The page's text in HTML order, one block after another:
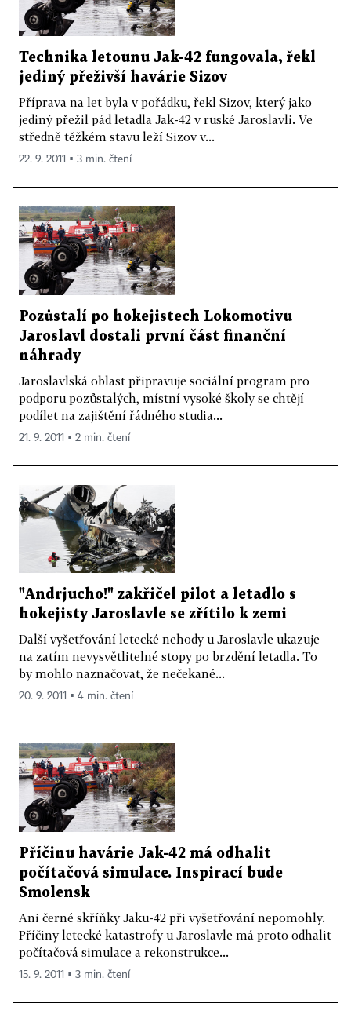
Technika letounu Jak-42 fungovala, řekl
jediný přeživší havárie Sizov
Příprava na let byla v pořádku, řekl Sizov, který jako
jediný přežil pád letadla Jak-42 v ruské Jaroslavli. Ve
středně těžkém stavu leží Sizov v...
22. 9. 2011 ▪ 3 min. čtení
Pozůstalí po hokejistech Lokomotivu
Jaroslavl dostali první část finanční
náhrady
Jaroslavlská oblast připravuje sociální program pro
podporu pozůstalých, místní vysoké školy se chtějí
podílet na zajištění řádného studia...
21. 9. 2011 ▪ 2 min. čtení
"Andrjucho!" zakřičel pilot a letadlo s
hokejisty Jaroslavle se zřítilo k zemi
Další vyšetřování letecké nehody u Jaroslavle ukazuje
na zatím nevysvětlitelné stopy po brzdění letadla. To
by mohlo naznačovat, že nečekané...
20. 9. 2011 ▪ 4 min. čtení
Příčinu havárie Jak-42 má odhalit
počítačová simulace. Inspirací bude
Smolensk
Ani černé skříňky Jaku-42 při vyšetřování nepomohly.
Příčiny letecké katastrofy u Jaroslavle má proto odhalit
počítačová simulace a rekonstrukce...
15. 9. 2011 ▪ 3 min. čtení